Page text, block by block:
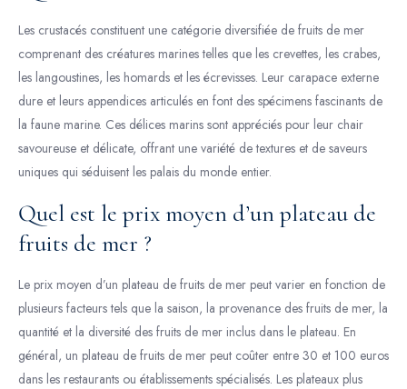
Les crustacés constituent une catégorie diversifiée de fruits de mer
comprenant des créatures marines telles que les crevettes, les crabes,
les langoustines, les homards et les écrevisses. Leur carapace externe
dure et leurs appendices articulés en font des spécimens fascinants de
la faune marine. Ces délices marins sont appréciés pour leur chair
savoureuse et délicate, offrant une variété de textures et de saveurs
uniques qui séduisent les palais du monde entier.
Quel est le prix moyen d’un plateau de
fruits de mer ?
Le prix moyen d’un plateau de fruits de mer peut varier en fonction de
plusieurs facteurs tels que la saison, la provenance des fruits de mer, la
quantité et la diversité des fruits de mer inclus dans le plateau. En
général, un plateau de fruits de mer peut coûter entre 30 et 100 euros
dans les restaurants ou établissements spécialisés. Les plateaux plus